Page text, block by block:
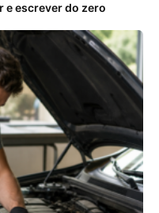
e escrever do zero